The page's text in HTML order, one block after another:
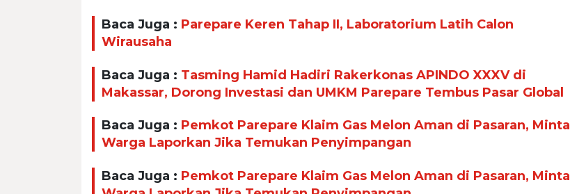
Baca Juga : Parepare Keren Tahap II, Laboratorium Latih Calon
Wirausaha
Baca Juga : Tasming Hamid Hadiri Rakerkonas APINDO XXXV di
Makassar, Dorong Investasi dan UMKM Parepare Tembus Pasar Global
Baca Juga : Pemkot Parepare Klaim Gas Melon Aman di Pasaran, Minta
Warga Laporkan Jika Temukan Penyimpangan
Baca Juga : Pemkot Parepare Klaim Gas Melon Aman di Pasaran, Minta